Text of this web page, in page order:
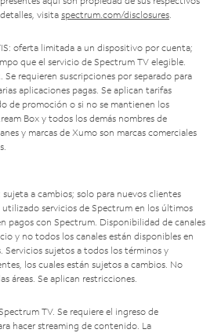
visita spectrum.com/disclosures.
oferta limitada a un dispositivo por cuenta;
que el servicio de Spectrum TV elegible.
requieren suscripciones por separado para
aplicaciones pagas. Se aplican tarifas
de promoción o si no se mantienen los
Box y todos los demás nombres de
y marcas de Xumo son marcas comerciales
a cambios; solo para nuevos clientes
utilizado servicios de Spectrum en los últimos
pagos con Spectrum. Disponibilidad de canales
y no todos los canales están disponibles en
Servicios sujetos a todos los términos y
los cuales están sujetos a cambios. No
áreas. Se aplican restricciones.
TV. Se requiere el ingreso de
hacer streaming de contenido. La